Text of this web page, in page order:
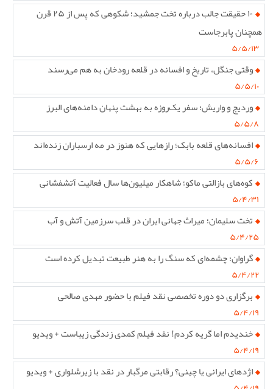
۱۰ حقیقت جالب درباره تخت جمشید؛ شکوهی که پس از ۲۵ قرن
همچنان پابرجاست
۵/۵/۱۳
وقتی جنگل، تاریخ و افسانه در قلعه رودخان به هم می‌رسند
۵/۵/۱۰
وردیج و واریش؛ سفر یک‌روزه به بهشت پنهان دامنه‌های البرز
۵/۵/۸
افسانه‌های قلعه بابک؛ رازهایی که هنوز در مه ارسباران زنده‌اند
۵/۵/۶
کوه‌های بازالتی ماکو؛ شاهکار میلیون‌ها سال فعالیت آتشفشانی
۵/۴/۳۱
تخت سلیمان؛ میراث جهانی ایران در قلب سرزمین آتش و آب
۵/۴/۲۵
گراوان؛ چشمه‌ای که سنگ را به هنر طبیعت تبدیل کرده است
۵/۴/۲۲
برگزاری دو دوره تخصصی نقد فیلم با حضور مهدی صالحی
۵/۴/۱۹
خندیدم اما گریه کردم! نقد فیلم کمدی زندگی زیباست + ویدیو
۵/۴/۱۹
اژدهای ایرانی یا چینی؟ رقابتی مرگبار در نقد با زیرشلواری + ویدیو